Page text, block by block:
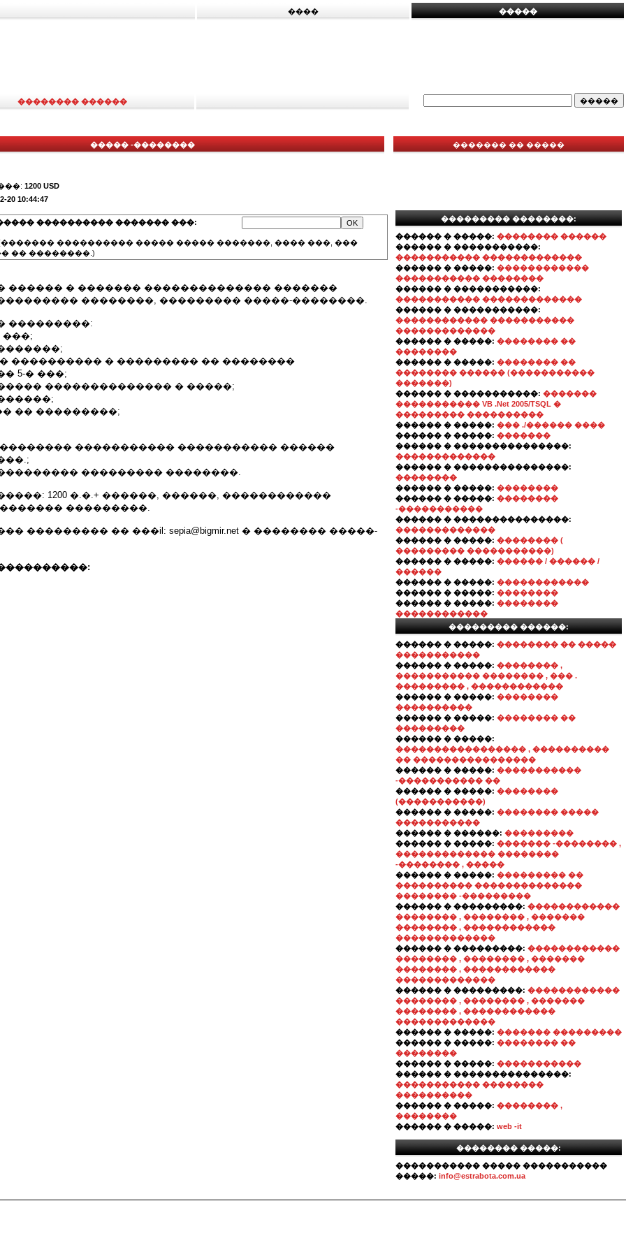
���� �����
�������� ������
����� -��������
1200 USD
20 10:44:47
���������� ������� ���:
���������� ����� ����� �������, ���� ���, ���
�� ��������.)
������ � ������� �������������� �������
��������, ��������� �����-��������.
���������:
���;
���������� � ��������� �� ��������
5-� ���;
�������������� � �����;
�� ���������;
����������� ����������� ������
��������� ��������.
1200 �.�.+ ������, ������, ������������
���������.
��������� �� ���il: sepia@bigmir.net � �������� �����-
������� �� �����
��������� ��������:
������ � �����: �������� ������
������ � �����������:
����������� �������������
������ � �����: ������������
����������� ��������
������ � �����������:
����������� �������������
������ � �����������:
������������ �����������
�������������
������ � �����: �������� ��
��������
������ � �����: �������� ��
�������� ������ (�����������
�������)
������ � �����������: �������
����������� VB .Net 2005/TSQL �
��������� ����������
������ � �����: ��� ./������ ����
������ � �����: �������
������ � ���������������:
�������������
������ � ���������������:
��������
������ � �����: ��������
������ � �����: ��������
-�����������
������ � ���������������:
�������������
������ � �����: �������� (
��������� �����������)
������ � �����: ������ / ������ /
������
������ � �����: ������������
������ � �����: ��������
������ � �����: ��������
������������
��������� ������:
������ � �����: �������� �� �����
�����������
������ � �����: �������� ,
����������� �������� , ��� .
��������� , ������������
������ � �����: ��������
����������
������ � �����: �������� ��
���������
������ � �����:
����������������� , ����������
�� ����������������
������ � �����: �����������
-����������� ��
������ � �����: ��������
(�����������)
������ � �����: �������� �����
�����������
������ � ������: ���������
������ � �����: ������� -�������� ,
������������� ��������
-�������� , �����
������ � �����: ��������� ��
���������� ��������������
�������� -���������
������ � ���������: ������������
�������� , �������� , �������
�������� , ������������
�������������
������ � ���������: ������������
�������� , �������� , �������
�������� , ������������
�������������
������ � ���������: ������������
�������� , �������� , �������
�������� , ������������
�������������
������ � �����: ������� ���������
������ � �����: �������� ��
��������
������ � �����: �����������
������ � ���������������:
����������� ��������
����������
������ � �����: �������� ,
��������
������ � �����: web -it
�������� �����:
����������� ����� �����������
�����: info@estrabota.com.ua